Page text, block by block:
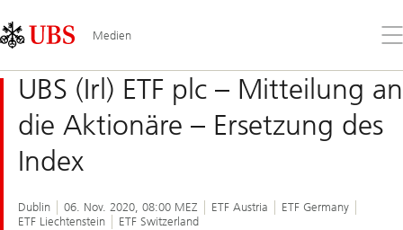
Links
Area
Medien
Sie
UBS (Irl) ETF plc – Mitteilung an
die Aktionäre – Ersetzung des
Index
Dublin 06. Nov. 2020, 08:00 MEZ ETF Austria
ETF Germany
ETF Liechtenstein
ETF Switzerland